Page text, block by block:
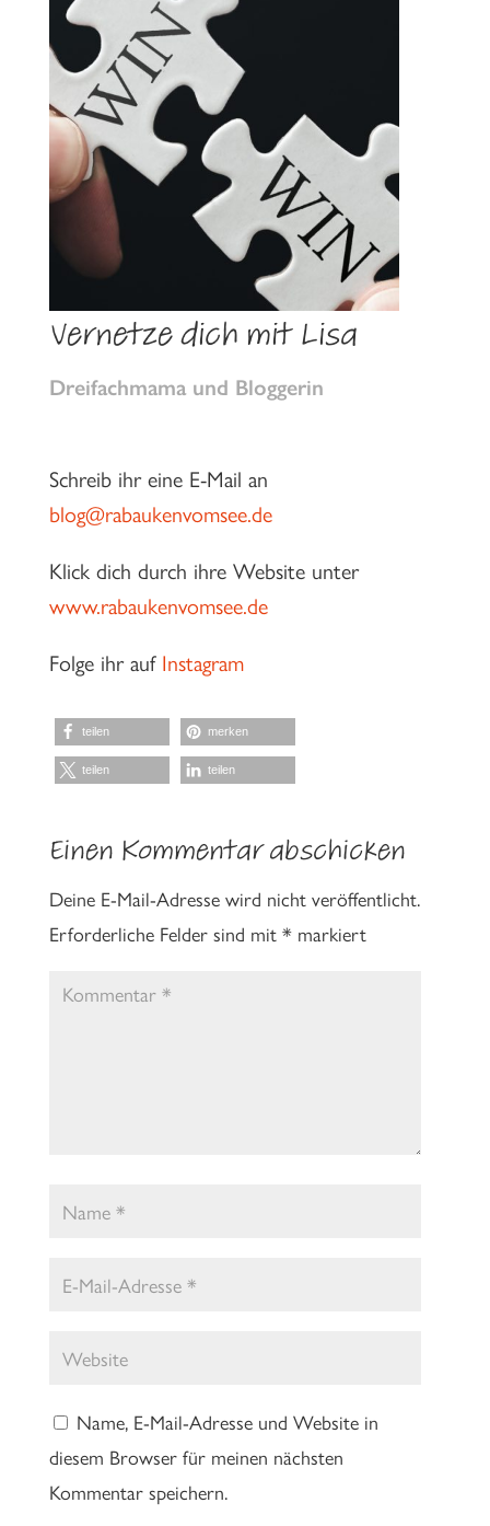
Vernetze dich mit Lisa
Dreifachmama und Bloggerin
Schreib ihr eine E-Mail an
blog@rabaukenvomsee.de
Klick dich durch ihre Website unter
www.rabaukenvomsee.de
Folge ihr auf Instagram
teilen merken
teilen teilen
Einen Kommentar abschicken
Deine E-Mail-Adresse wird nicht veröffentlicht.
Erforderliche Felder sind mit *markiert
Name, E-Mail-Adresse und Website in
diesem Browser für meinen nächsten
Kommentar speichern.